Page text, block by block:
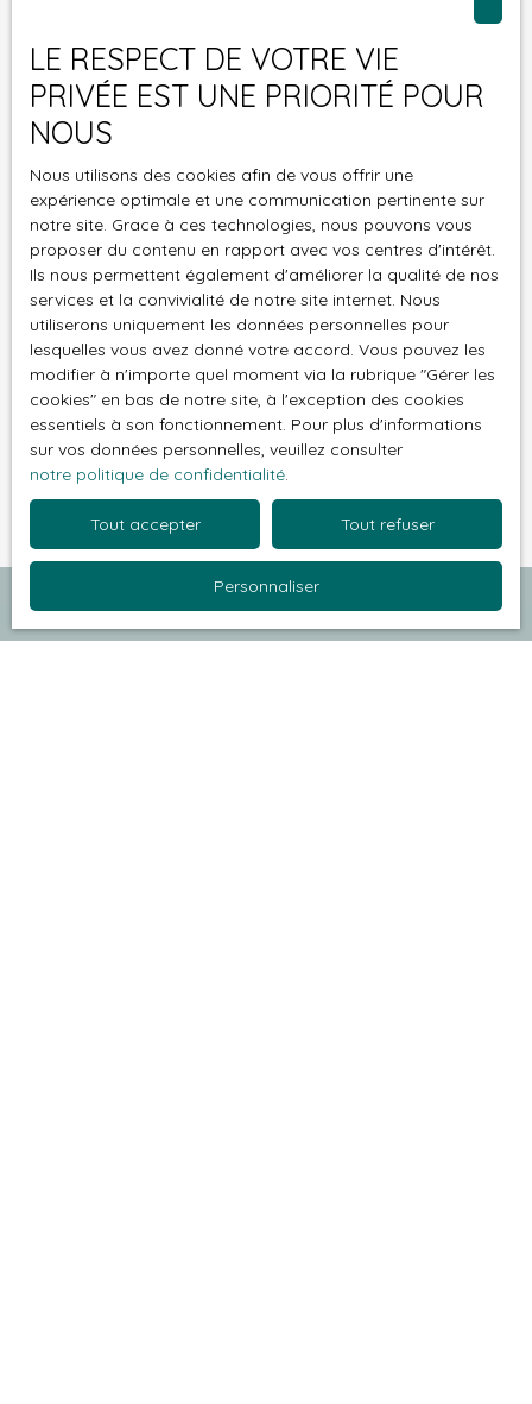
personnelles conformément au RGPD. Si vous ne
commerciale par voie téléphonique, vous pouvez
vous inscrire gratuitement sur la liste d'opposition
au démarchage téléphonique, prévu par l'article
L223-1 du code de la consommation, sur le site
Internet www.bloctel.gouv.fr ou par courrier
adressé à :
Société Worldline, Service Bloctel, CS 61311, 41013
BLOIS CEDEX.
Pour en savoir plus sur le traitement de vos
données personnelles, veuillez consulter notre
politique de confidentialité.
Recevoir des annonces
LE RESPECT DE VOTRE VIE
PRIVÉE EST UNE PRIORITÉ POUR
NOUS
Nous utilisons des cookies afin de vous offrir une
expérience optimale et une communication pertinente sur
notre site. Grace à ces technologies, nous pouvons vous
proposer du contenu en rapport avec vos centres d'intérêt.
Ils nous permettent également d'améliorer la qualité de nos
services et la convivialité de notre site internet. Nous
utiliserons uniquement les données personnelles pour
lesquelles vous avez donné votre accord. Vous pouvez les
modifier à n'importe quel moment via la rubrique ″Gérer les
cookies″ en bas de notre site, à l'exception des cookies
essentiels à son fonctionnement. Pour plus d'informations
sur vos données personnelles, veuillez consulter
notre politique de confidentialité.
Tout accepter Tout refuser
Personnaliser